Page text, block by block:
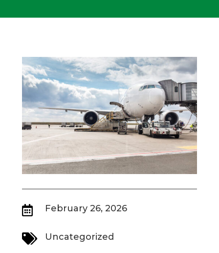
 February 26, 2026
 Uncategorized